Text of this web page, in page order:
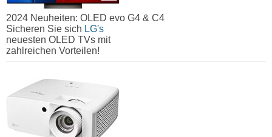
2024 Neuheiten: OLED evo G4 & C4
Sicheren Sie sich LG's
neuesten OLED TVs mit
zahlreichen Vorteilen!